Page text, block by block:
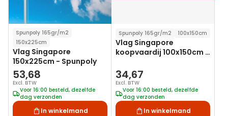
Spunpoly 165gr/m2
150x225cm
Vlag Singapore
150x225cm - Spunpoly
53,68
Excl. BTW
Voor 16:00 besteld, dezelfde
dag verzonden
In winkelmand
Spunpoly 165gr/m2 100x150cm
Vlag Singapore
koopvaardij 100x150cm -
34,67
Excl. BTW
Voor 16:00 besteld, dezelfde
dag verzonden
In winkelmand